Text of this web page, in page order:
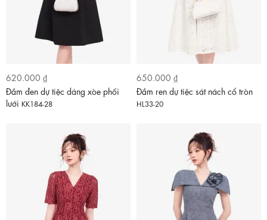
620.000 ₫
Đầm đen dự tiệc dáng xòe phối
lưới KK184-28
650.000 ₫
Đầm ren dự tiệc sát nách cổ tròn
HL33-20